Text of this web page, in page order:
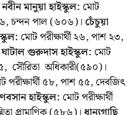
নবীন মানুয়াহাইস্কুল: মোট
চন্দন পাল (৬০৬)। চেঁচুয়া
মোট পরীক্ষার্থী ২৬, পাশ ২৩,
ঘাটাল গুরুদাস হাইস্কুল: মোট
সৌরিতা অধিকারী(৫৯০)।
পরীক্ষার্থী ৫৮, পাশ ৫৫, দেবজিৎ
হাইস্কুল: মোট পরীক্ষার্থী